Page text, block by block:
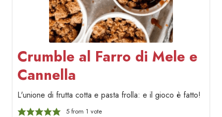
Crumble al Farro di Mele e
Cannella
L'unione di frutta cotta e pasta frolla: e il gioco è fatto!
5from 1 vote